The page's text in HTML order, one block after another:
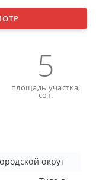
5
площадь участка,
сот.
округ